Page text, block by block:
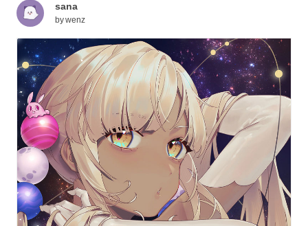
sana
bywenz